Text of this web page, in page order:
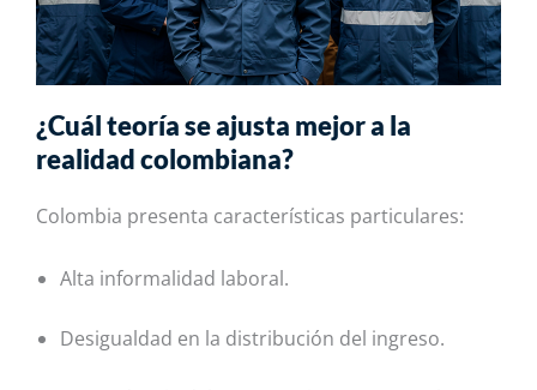
¿Cuál teoría se ajusta mejor a la
realidad colombiana?
Colombia presenta características particulares:
Alta informalidad laboral.
Desigualdad en la distribución del ingreso.